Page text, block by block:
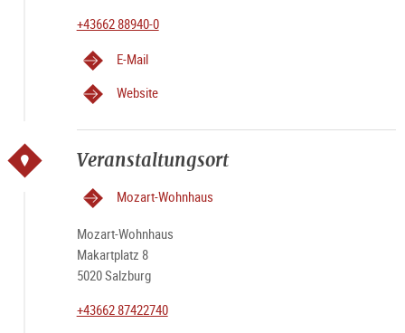
+43662 88940-0
E-Mail
Website
Veranstaltungsort
Mozart-Wohnhaus
Mozart-Wohnhaus
Makartplatz 8
5020 Salzburg
+43662 87422740